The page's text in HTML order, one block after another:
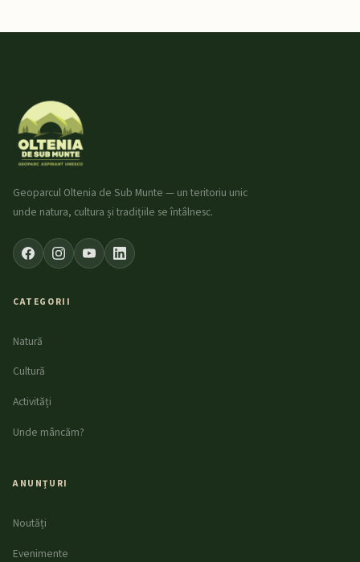
Geoparcul Oltenia de Sub Munte — un teritoriu unic
unde natura, cultura și tradițiile se întâlnesc.
CATEGORII
Natură
Cultură
Activități
Unde mâncăm?
ANUNȚURI
Noutăți
Evenimente